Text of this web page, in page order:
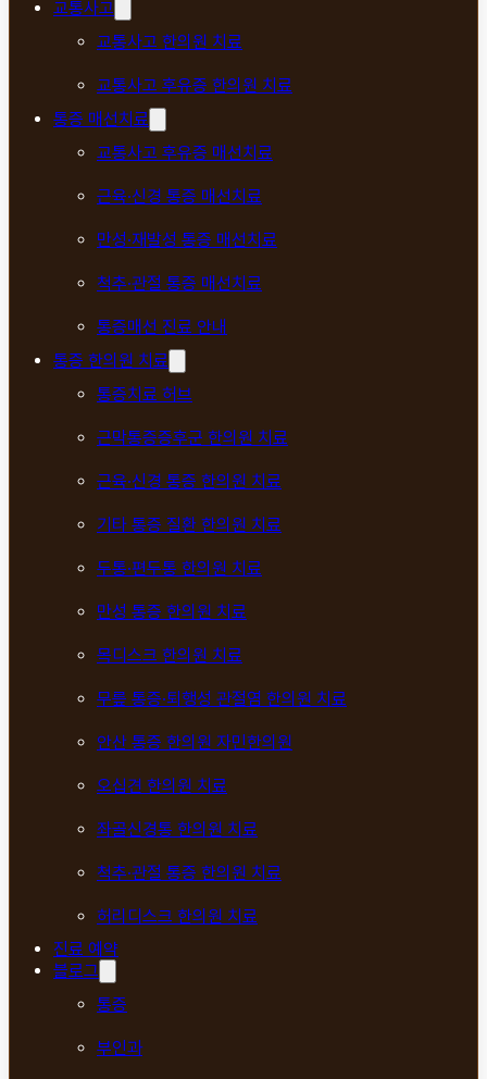
교통사고
교통사고 한의원 치료
교통사고 후유증 한의원 치료
통증 매선치료
교통사고 후유증 매선치료
근육·신경 통증 매선치료
만성·재발성 통증 매선치료
척추·관절 통증 매선치료
통증매선 진료 안내
통증 한의원 치료
통증치료 허브
근막통증증후군 한의원 치료
근육·신경 통증 한의원 치료
기타 통증 질환 한의원 치료
두통·편두통 한의원 치료
만성 통증 한의원 치료
목디스크 한의원 치료
무릎 통증·퇴행성 관절염 한의원 치료
안산 통증 한의원 자민한의원
오십견 한의원 치료
좌골신경통 한의원 치료
척추·관절 통증 한의원 치료
허리디스크 한의원 치료
진료 예약
블로그
통증
부인과